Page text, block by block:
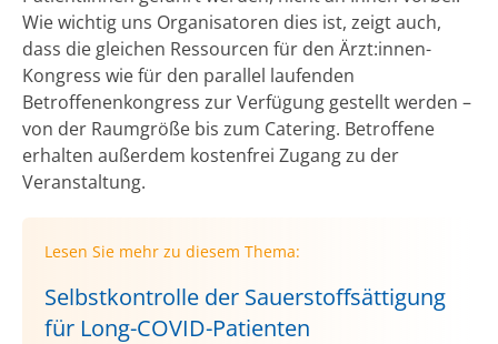
Wie wichtig uns Organisatoren dies ist, zeigt auch,
dass die gleichen Ressourcen für den Ärzt:innen-
Kongress wie für den parallel laufenden
Betroffenenkongress zur Verfügung gestellt werden –
von der Raumgröße bis zum Catering. Betroffene
erhalten außerdem kostenfrei Zugang zu der
Veranstaltung.
Lesen Sie mehr zu diesem Thema:
Selbstkontrolle der Sauerstoffsättigung
für Long-COVID-Patienten